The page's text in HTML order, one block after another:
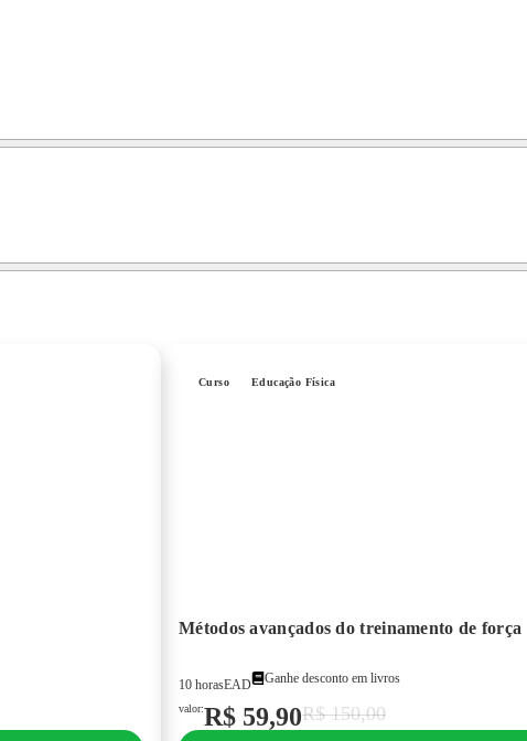
Curso Educação Física
Métodos avançados do treinamento de força
10 horasEAD Ganhe desconto em livros
valor:R$ 59,90R$150,00